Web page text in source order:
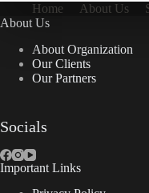
Home About Us
About Us
About Organization
Our Clients
Our Partners
Socials
Important Links